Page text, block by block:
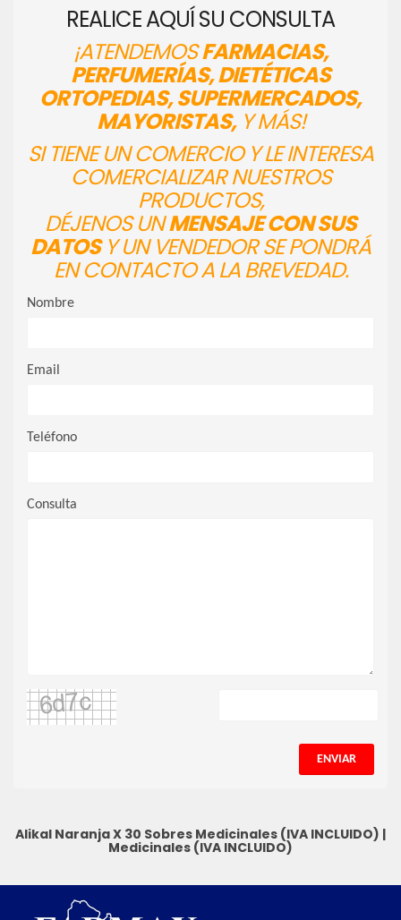
REALICE AQUÍ SU CONSULTA
¡ATENDEMOSFARMACIAS,
PERFUMERÍAS, DIETÉTICAS
ORTOPEDIAS, SUPERMERCADOS,
MAYORISTAS,Y MÁS!
SI TIENE UN COMERCIO Y LE INTERESA
COMERCIALIZAR NUESTROS
PRODUCTOS,
DÉJENOS UNMENSAJE CON SUS
DATOSY UN VENDEDOR SE PONDRÁ
EN CONTACTO A LA BREVEDAD.
Nombre
Email
Teléfono
Consulta
ENVIAR
Alikal Naranja X 30 Sobres Medicinales (IVA INCLUIDO) |
Medicinales (IVA INCLUIDO)